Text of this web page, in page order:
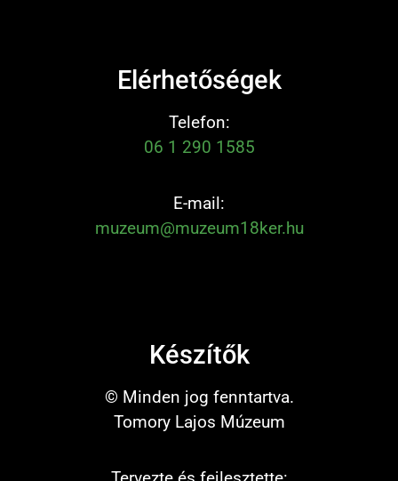
Elérhetőségek
Telefon:
06 1 290 1585
E-mail:
muzeum@muzeum18ker.hu
Készítők
© Minden jog fenntartva.
Tomory Lajos Múzeum